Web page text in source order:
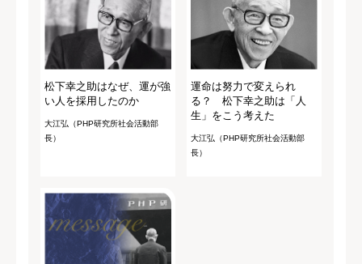
松下幸之助はなぜ、運が強
い人を採用したのか
大江弘（PHP研究所社会活動部
長）
運命は努力で変えられ
る？ 松下幸之助は「人
生」をこう考えた
大江弘（PHP研究所社会活動部
長）